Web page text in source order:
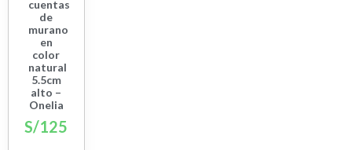
cuentas
de
murano
en
color
natural
5.5cm
alto –
Onelia
S/125